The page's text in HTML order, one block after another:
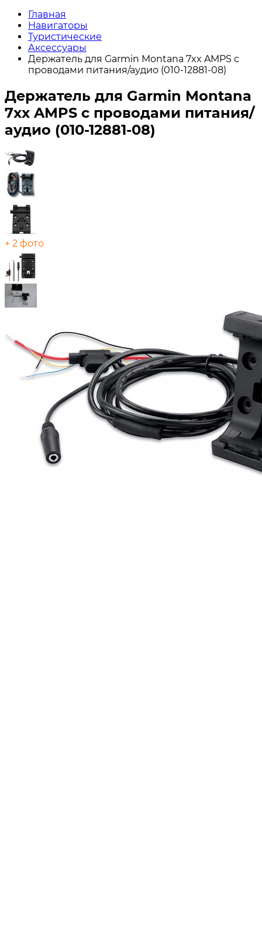
Главная
Навигаторы
Туристические
Аксессуары
Держатель для Garmin Montana 7xx AMPS с
проводами питания/аудио (010-12881-08)
Держатель для Garmin Montana
7xx AMPS с проводами питания/
аудио (010-12881-08)
+ 2 фото